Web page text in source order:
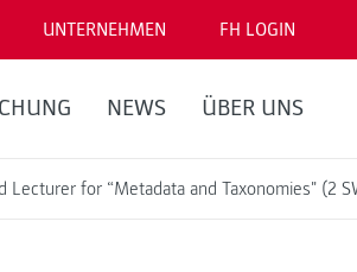
UNTERNEHMEN FH LOGIN
NEWS ÜBER UNS
Lecturer for “Metadata and Taxonomies" (2